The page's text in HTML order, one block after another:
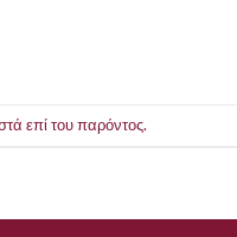
επί του παρόντος.